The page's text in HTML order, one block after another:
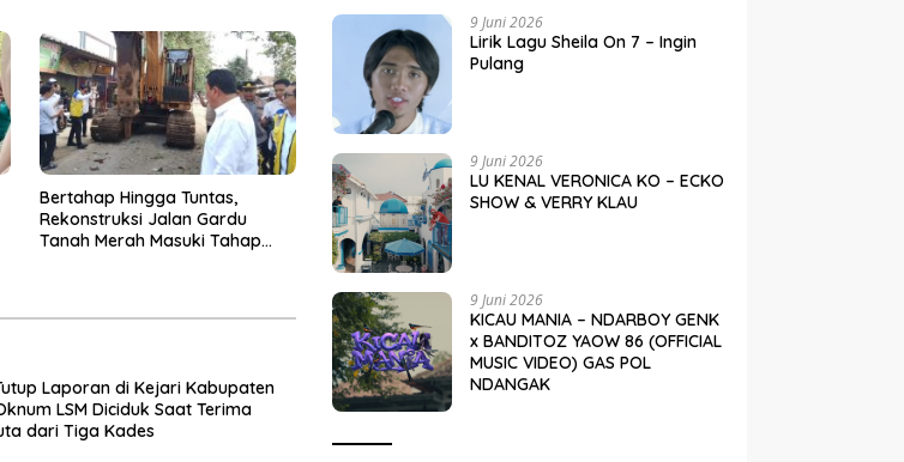
Bertahap Hingga Tuntas,
Rekonstruksi Jalan Gardu
Tanah Merah Masuki Tahap
Laporan di Kejari Kabupaten
LSM Diciduk Saat Terima
dari Tiga Kades
9 Juni 2026
Lirik Lagu Sheila On 7 – Ingin
Pulang
9 Juni 2026
LU KENAL VERONICA KO – ECKO
SHOW & VERRY KLAU
9 Juni 2026
KICAU MANIA – NDARBOY GENK
x BANDITOZ YAOW 86 (OFFICIAL
MUSIC VIDEO) GAS POL
NDANGAK